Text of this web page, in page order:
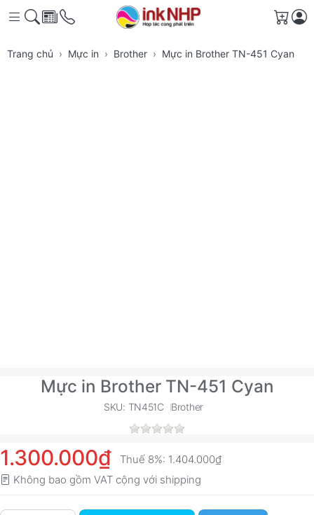
Giỏ
Trang chủ Mực in Brother Mực in Brother TN-451 Cyan
Mực in Brother TN-451 Cyan
SKU: TN451C Brother
1.300.000₫ Thuế 8%: 1.404.000₫
Không bao gồm VAT cộng với shipping